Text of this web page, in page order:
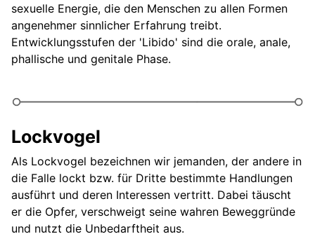
sexuelle Energie, die den Menschen zu allen Formen
angenehmer sinnlicher Erfahrung treibt.
Entwicklungsstufen der 'Libido' sind die orale, anale,
phallische und genitale Phase.
Lockvogel
Als Lockvogel bezeichnen wir jemanden, der andere in
die Falle lockt bzw. für Dritte bestimmte Handlungen
ausführt und deren Interessen vertritt. Dabei täuscht
er die Opfer, verschweigt seine wahren Beweggründe
und nutzt die Unbedarftheit aus.